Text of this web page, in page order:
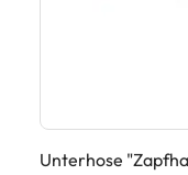
Unterhose